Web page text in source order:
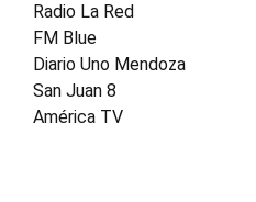
Radio La Red
FM Blue
Diario Uno Mendoza
San Juan 8
América TV